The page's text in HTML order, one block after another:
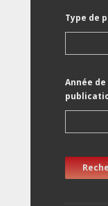
Type de
Année de